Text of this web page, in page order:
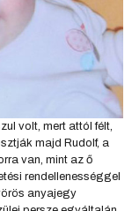
volt, mert attól félt,
majd Rudolf, a
van, mint az ő
rendellenességgel
anyajegy